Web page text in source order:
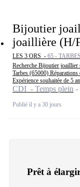
Bijoutier
joaillière (H/
LES 3 ORS - 65 - TARBES
Recherche Bijoutier joaillier
Tarbes (65000) Réparations
Expérience souhaitée de 5
CDI - Temps plein
Publié il y a 30 jours
Prêt à